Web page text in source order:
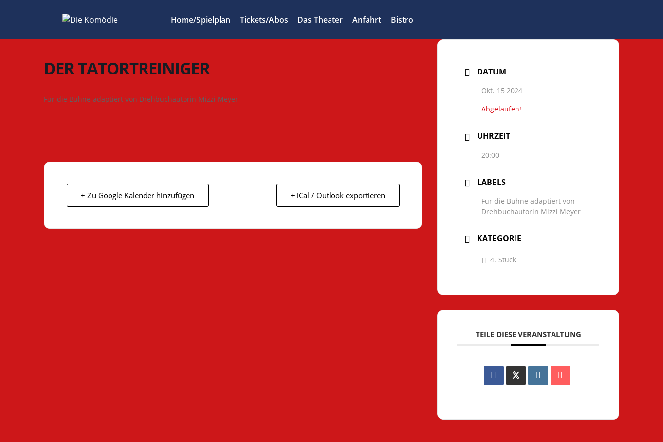
Home/Spielplan Tickets/Abos Das Theater Anfahrt Bistro
DER TATORTREINIGER
Für die Bühne adaptiert von Drehbuchautorin Mizzi Meyer
+ Zu Google Kalender hinzufügen + iCal / Outlook exportieren
DATUM
Okt. 15 2024
Abgelaufen!
UHRZEIT
20:00
LABELS
Für die Bühne adaptiert von
Drehbuchautorin Mizzi Meyer
KATEGORIE
4. Stück
TEILE DIESE VERANSTALTUNG